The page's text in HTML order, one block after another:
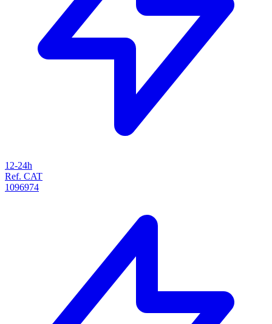
12-24h
Ref. CAT
1096974